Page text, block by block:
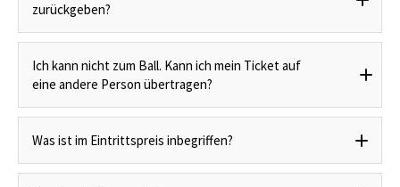
zurückgeben?
Ich kann nicht zum Ball. Kann ich mein Ticket auf
eine andere Person übertragen?
Was ist im Eintrittspreis inbegriffen?